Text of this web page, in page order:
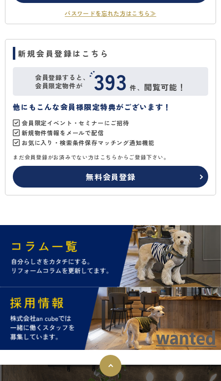
パスワードを忘れた方はこちら≫
新規会員登録はこちら
会員登録すると、
会員限定物件が
393 件、 閲覧可能！
他にもこんな会員様限定特典がございます！
会員限定イベント・セミナーにご招待
新規物件情報をメールで配信
お気に入り・検索条件保存マッチング通知機能
まだ会員登録がお済みでない方はこちらからご登録下さい。
無料会員登録